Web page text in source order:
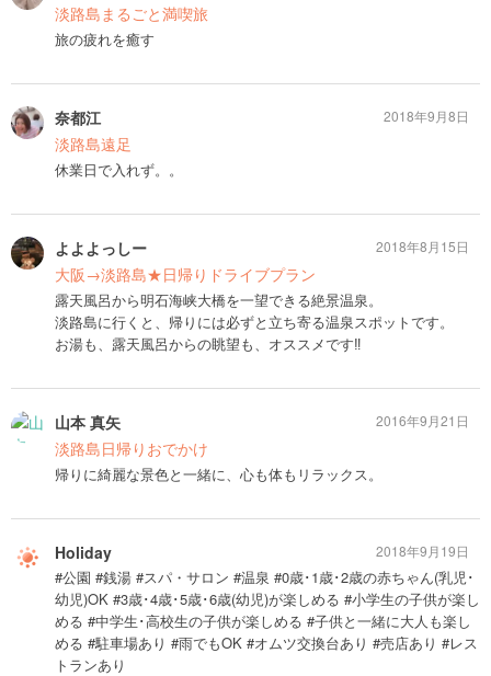
淡路島まるごと満喫旅
旅の疲れを癒す
奈都江
淡路島遠足
休業日で入れず。。
2018年9月8日
よよよっしー
大阪→淡路島★日帰りドライブプラン
露天風呂から明石海峡大橋を一望できる絶景温泉。
淡路島に行くと、帰りには必ずと立ち寄る温泉スポットです。
お湯も、露天風呂からの眺望も、オススメです‼︎
2018年8月15日
山本 真矢
淡路島日帰りおでかけ
帰りに綺麗な景色と一緒に、心も体もリラックス。
2016年9月21日
Holiday
#公園 #銭湯 #スパ・サロン #温泉 #0歳･1歳･2歳の赤ちゃん(乳児･
幼児)OK #3歳･4歳･5歳･6歳(幼児)が楽しめる #小学生の子供が楽し
める #中学生･高校生の子供が楽しめる #子供と一緒に大人も楽し
める #駐車場あり #雨でもOK #オムツ交換台あり #売店あり #レス
トランあり
2018年9月19日